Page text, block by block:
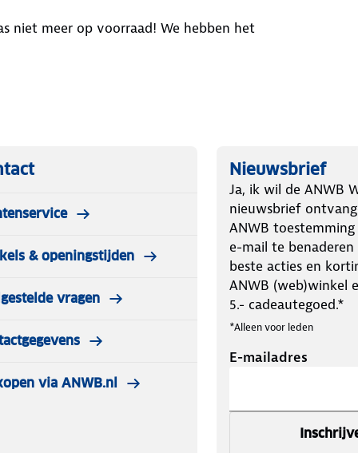
niet meer op voorraad! We hebben het
& openingstijden
vragen
via ANWB.nl
Nieuwsbrief
Ja, ik wil de ANWB
nieuwsbrief
ANWB
e-mail te
beste acties en
ANWB (web)winkel
5.- cadeautegoed.*
*Alleen voor leden
E-mailadres